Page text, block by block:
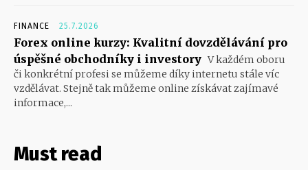
FINANCE 25.7.2026
Forex online kurzy: Kvalitní dovzdělávání pro
úspěšné obchodníky i investory V každém oboru
či konkrétní profesi se můžeme díky internetu stále víc
vzdělávat. Stejně tak můžeme online získávat zajímavé
informace,...
Must read